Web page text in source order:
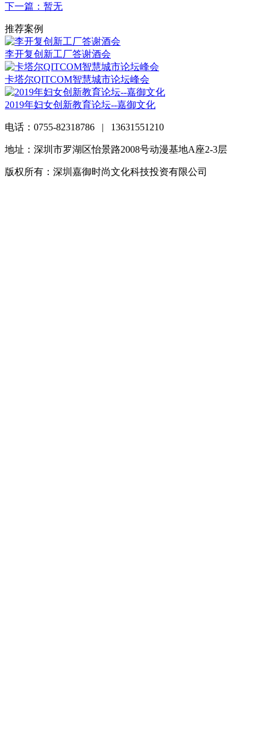
下一篇：暂无
推荐案例
李开复创新工厂答谢酒会
卡塔尔QITCOM智慧城市论坛峰会
2019年妇女创新教育论坛--嘉御文化
电话：0755-82318786 | 13631551210
地址：深圳市罗湖区怡景路2008号动漫基地A座2-3层
版权所有：深圳嘉御时尚文化科技投资有限公司